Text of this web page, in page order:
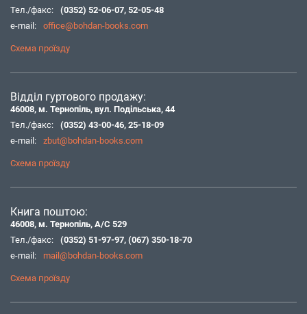
Тел./факс:
(0352) 52-06-07, 52-05-48
e-mail:
office@bohdan-books.com
Схема проїзду
Відділ гуртового продажу:
46008, м. Тернопіль, вул. Подільська, 44
Тел./факс:
(0352) 43-00-46, 25-18-09
e-mail:
zbut@bohdan-books.com
Схема проїзду
Книга поштою:
46008, м. Тернопіль, А/С 529
Тел./факс:
(0352) 51-97-97, (067) 350-18-70
e-mail:
mail@bohdan-books.com
Схема проїзду